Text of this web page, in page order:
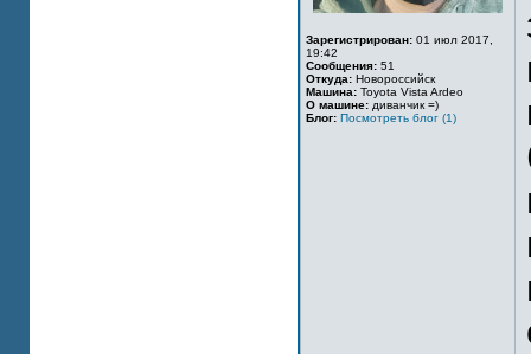
Зарегистрирован: 01 июл 2017,
19:42
Сообщения: 51
Откуда: Новороссийск
Машина: Toyota Vista Ardeo
О машине: диванчик =)
Блог: Посмотреть блог (1)